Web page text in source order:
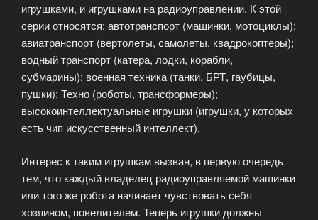
игрушками, и игрушками на радиоуправлении. К этой
серии относятся: автотранспорт (машинки, мотоциклы);
авиатранспорт (вертолеты, самолеты, квадрокоптеры);
водный транспорт (катера, лодки, корабли,
субмарины); военная техника (танки, БРТ, гаубицы,
пушки); Техно (роботы, трансформеры);
высокоинтеллектуальные игрушки (игрушки, у которых
есть чип искусственный интеллект).
Интерес к таким игрушкам вызван, в первую очередь
тем, что каждый владелец радиоуправляемой машинки
или того же робота начинает чувствовать себя
хозяином, повелителем. Теперь игрушки должны